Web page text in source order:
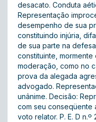
desacato. Conduta
Representação
desempenho de sua
constituindo injúria,
de sua parte na
constituinte,
moderação, como no
prova da alegada
advogado.
unânime. Decisão:
com seu conseqüente
voto relator. P. E. D n.º